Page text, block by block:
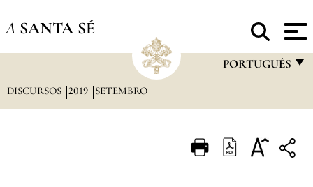
A SANTA SÉ
PORTUGUÊS
ITALIANO
DISCURSOS 2019 SETEMBRO